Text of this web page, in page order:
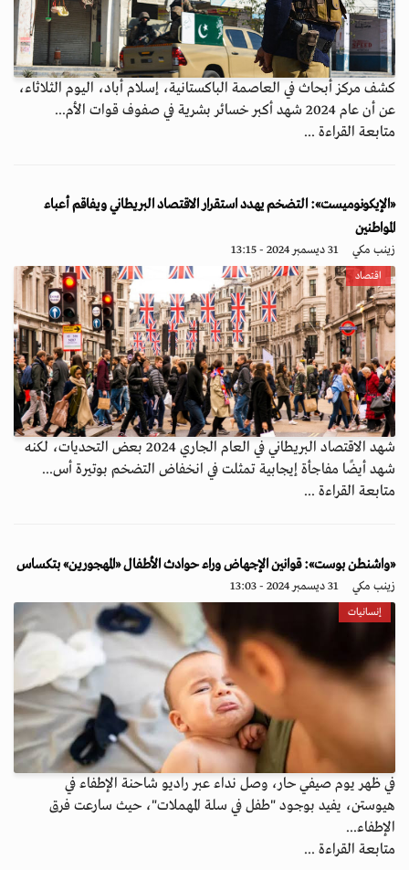
كشف مركز أبحاث في العاصمة الباكستانية، إسلام أباد، اليوم الثلاثاء،
عن أن عام 2024 شهد أكبر خسائر بشرية في صفوف قوات الأم...
متابعة القراءة ...
«الإيكونوميست»: التضخم يهدد استقرار الاقتصاد البريطاني ويفاقم أعباء
المواطنين
زينب مكي 31 ديسمبر 2024 - 13:15
اقتصاد
شهد الاقتصاد البريطاني في العام الجاري 2024 بعض التحديات، لكنه
شهد أيضًا مفاجأة إيجابية تمثلت في انخفاض التضخم بوتيرة أس...
متابعة القراءة ...
«واشنطن بوست»: قوانين الإجهاض وراء حوادث الأطفال «المهجورين» بتكساس
زينب مكي 31 ديسمبر 2024 - 13:03
إنسانيات
في ظهر يوم صيفي حار، وصل نداء عبر راديو شاحنة الإطفاء في
هيوستن، يفيد بوجود "طفل في سلة المهملات"، حيث سارعت فرق
الإطفاء...
متابعة القراءة ...